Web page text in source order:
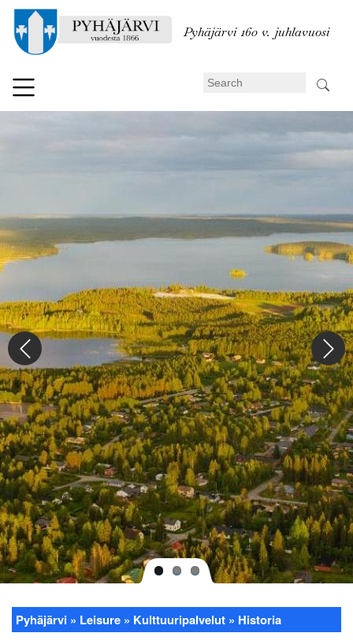
toPyhäjärvi 160 v. juhlavuosi
Search
Breadcrumb
Pyhäjärvi Leisure Kulttuuripalvelut Historia